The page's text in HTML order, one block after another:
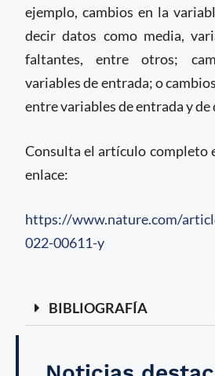
ejemplo, cambios en la
decir datos como media,
faltantes, entre otros;
variables de entrada; o
entre variables de entrada y de
Consulta el artículo completo
enlace:
https://www.nature.com/
022-00611-y
BIBLIOGRAFÍA